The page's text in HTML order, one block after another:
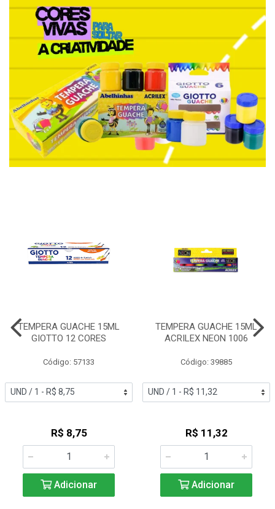
TEMPERA GUACHE 15ML
GIOTTO 12 CORES
Código: 57133
R$ 8,75
Adicionar
TEMPERA GUACHE 15ML
ACRILEX NEON 1006
Código: 39885
R$ 11,32
Adicionar